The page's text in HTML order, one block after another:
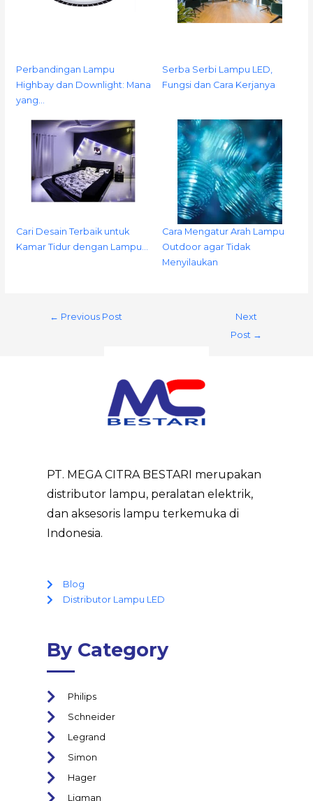
Perbandingan Lampu
Highbay dan Downlight: Mana
yang…
Serba Serbi Lampu LED,
Fungsi dan Cara Kerjanya
Cari Desain Terbaik untuk
Kamar Tidur dengan Lampu…
Cara Mengatur Arah Lampu
Outdoor agar Tidak
Menyilaukan
← Previous Post
Next
Post →
PT. MEGA CITRA BESTARI merupakan
distributor lampu, peralatan elektrik,
dan aksesoris lampu terkemuka di
Indonesia.
Blog
Distributor Lampu LED
By Category
Philips
Schneider
Legrand
Simon
Hager
Ligman